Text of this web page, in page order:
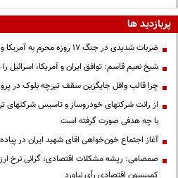
پربازدید ها
ضربات شدیدی در جنگ ۱۷ روزه محرم به آمریکا وارد کردیم
شیخ نعیم قاسم: توافق ایران و آمریکا، اسرائیل را
چرا قالب وافل جایگزین سقف تیرچه بلوک در
از رانت‌ شرکتهای خودروساز و تاسیس شرکتهای
با چه هدفی صورت گرفته است
آغاز اجتماع خون‌خواهی اقای شهید ایران در
صمصامی: ریشه مشکلات اقتصادی، گرانی نرخ